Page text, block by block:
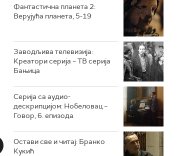
РТС МУЗИКА
РТС ПОЛЕТАРАЦ
Фантастична планета 2:
Верујућа планета, 5-19
Заводљива телевизија:
Креатори серија – ТВ серија
Бањица
Серија са аудио-
дескрипцијом: Нобеловац –
Говор, 6. епизода
Остави све и читај: Бранко
Кукић